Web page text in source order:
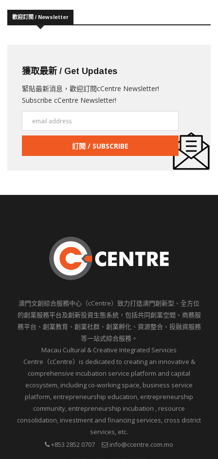
歡迎訂閱 / Newsletter
獲取最新 / Get Updates
緊貼最新消息，歡迎訂閱cCentre Newsletter!
Subscribe cCentre Newsletter!
澳門文創綜合服務中心（cCentre）致力打造澳門創新型、全方位
的創業服務平台及創新投資生態系統，包括共同創業空間、商務服
務平台、創業教育、創業社群、創業孵化、資源整合、投融資服務
等一站式綜合服務。
Macau Cultural & Creative Integrated Services
Centre（cCentre）is dedicated to creating an innovative &
comprehensive incubation service platform and capital
ecosystem, including co-working space, business service
platform, entrepreneurship education, entrepreneurship
community, entrepreneurship incubation , resource
consolidation, investment and financing services, cross district
services, etc.
+853 2852 0707
info@ccentre.com.mo